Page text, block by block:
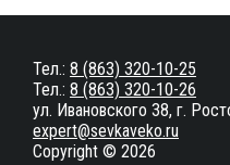
Тел.: 8 (863) 320-10-25
Тел.: 8 (863) 320-10-26
ул. Ивановского 38, г.
expert@sevkaveko.ru
Copyright © 2026